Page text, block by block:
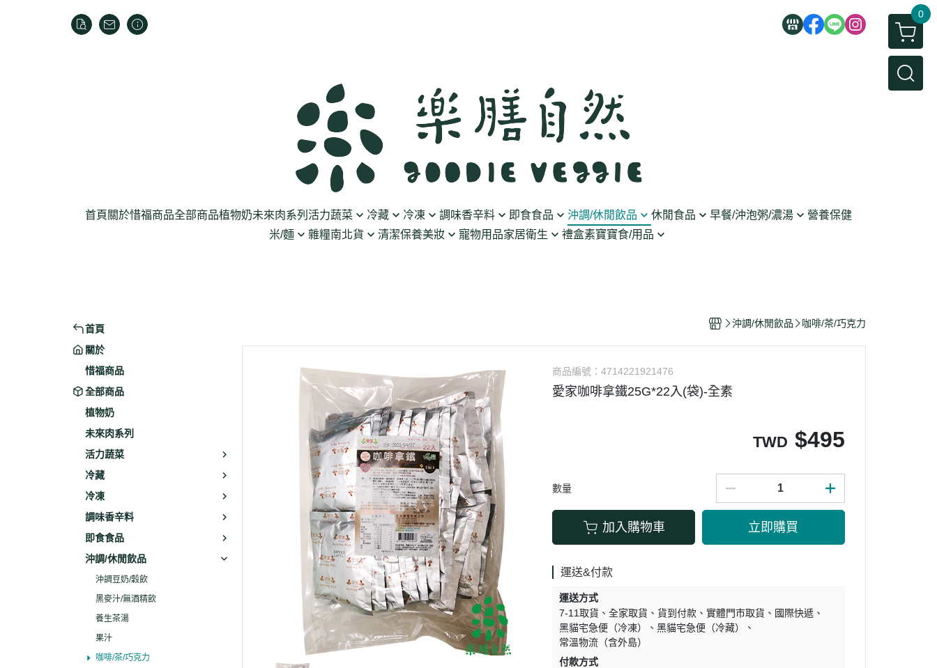
0
首頁 關於惜福商品全部商品植物奶未來肉系列 活力蔬菜 冷藏
純素奶油/起司
冷凍
天貝/醬料/素旦
涼拌
冰淇淋
調味香辛料 即食食品
素香鬆
高湯/湯底
蒟蒻
沖調/休閒飲品 休閒食品 早餐/沖泡粥/濃湯
營養保健
米/麵
雜糧南北貨 清潔保養美妝 寵物用品家居衛生 禮盒素寶寶食/用品
首頁
關於
惜福商品
全部商品
植物奶
未來肉系列
活力蔬菜
冷藏
冷凍
調味香辛料
即食食品
沖調/休閒飲品
沖調豆奶/穀飲
黑麥汁/無酒精飲
養生茶湯
果汁
咖啡/茶/巧克力
沖調/休閒飲品 咖啡/茶/巧克力
商品編號：4714221921476
愛家咖啡拿鐵25G*22入(袋)-全素
TWD $495
數量
加入購物車 立即購買
運送&付款
運送方式
7-11取貨
全家取貨 貨到付款 實體門市取貨
國際快遞
黑貓宅急便（冷凍）
黑貓宅急便（冷藏）
常溫物流（含外島）
付款方式